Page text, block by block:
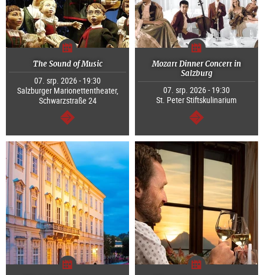
The Sound of Music
07. srp. 2026 - 19:30
Salzburger Marionettentheater,
Schwarzstraße 24
continue
Mozart Dinner Concert in
Salzburg
07. srp. 2026 - 19:30
St. Peter Stiftskulinarium
continue